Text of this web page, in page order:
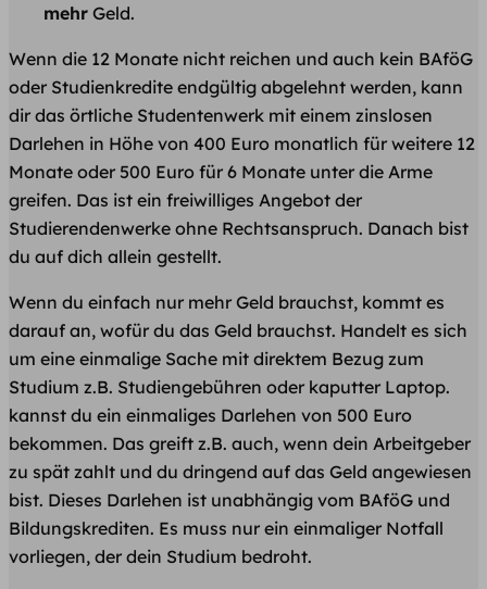
mehr Geld.
Wenn die 12 Monate nicht reichen und auch kein BAföG
oder Studienkredite endgültig abgelehnt werden, kann
dir das örtliche Studentenwerk mit einem zinslosen
Darlehen in Höhe von 400 Euro monatlich für weitere 12
Monate oder 500 Euro für 6 Monate unter die Arme
greifen. Das ist ein freiwilliges Angebot der
Studierendenwerke ohne Rechtsanspruch. Danach bist
du auf dich allein gestellt.
Wenn du einfach nur mehr Geld brauchst, kommt es
darauf an, wofür du das Geld brauchst. Handelt es sich
um eine einmalige Sache mit direktem Bezug zum
Studium z.B. Studiengebühren oder kaputter Laptop.
kannst du ein einmaliges Darlehen von 500 Euro
bekommen. Das greift z.B. auch, wenn dein Arbeitgeber
zu spät zahlt und du dringend auf das Geld angewiesen
bist. Dieses Darlehen ist unabhängig vom BAföG und
Bildungskrediten. Es muss nur ein einmaliger Notfall
vorliegen, der dein Studium bedroht.